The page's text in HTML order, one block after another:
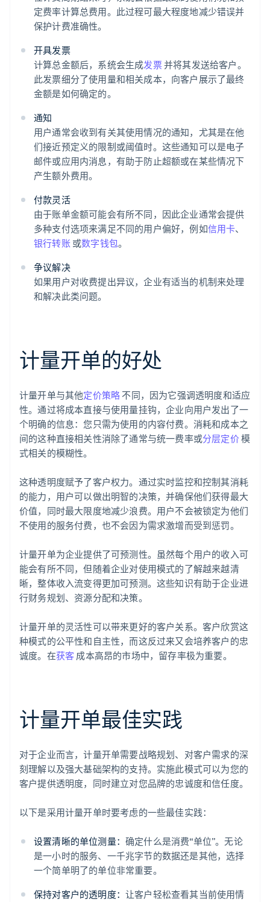
定费率计算总费用。此过程可最大程度地减少错误并
保护计费准确性。
开具发票
计算总金额后，系统会生成发票并将其发送给客户。
此发票细分了使用量和相关成本，向客户展示了最终
金额是如何确定的。
通知
用户通常会收到有关其使用情况的通知，尤其是在他
们接近预定义的限制或阈值时。这些通知可以是电子
邮件或应用内消息，有助于防止超额或在某些情况下
产生额外费用。
付款灵活
由于账单金额可能会有所不同，因此企业通常会提供
多种支付选项来满足不同的用户偏好，例如信用卡、
银行转账或数字钱包。
争议解决
如果用户对收费提出异议，企业有适当的机制来处理
和解决此类问题。
计量开单的好处
计量开单与其他定价策略 不同，因为它强调透明度和适应
性。通过将成本直接与使用量挂钩，企业向用户发出了一
个明确的信息：您只需为使用的内容付费。消耗和成本之
间的这种直接相关性消除了通常与统一费率或分层定价模
式相关的模糊性。
这种透明度赋予了客户权力。通过实时监控和控制其消耗
的能力，用户可以做出明智的决策，并确保他们获得最大
价值，同时最大限度地减少浪费。用户不会被锁定为他们
不使用的服务付费，也不会因为需求激增而受到惩罚。
计量开单为企业提供了可预测性。虽然每个用户的收入可
能会有所不同，但随着企业对使用模式的了解越来越清
晰，整体收入流变得更加可预测。这些知识有助于企业进
行财务规划、资源分配和决策。
计量开单的灵活性可以带来更好的客户关系。客户欣赏这
种模式的公平性和自主性，而这反过来又会培养客户的忠
诚度。在获客 成本高昂的市场中，留存率极为重要。
计量开单最佳实践
对于企业而言，计量开单需要战略规划、对客户需求的深
刻理解以及强大基础架构的支持。实施此模式可以为您的
客户提供透明度，同时建立对您品牌的忠诚度和信任度。
以下是采用计量开单时要考虑的一些最佳实践：
设置清晰的单位测量： 确定什么是消费“单位”。无论
是一小时的服务、一千兆字节的数据还是其他，选择
一个简单明了的单位非常重要。
保持对客户的透明度： 让客户轻松查看其当前使用情